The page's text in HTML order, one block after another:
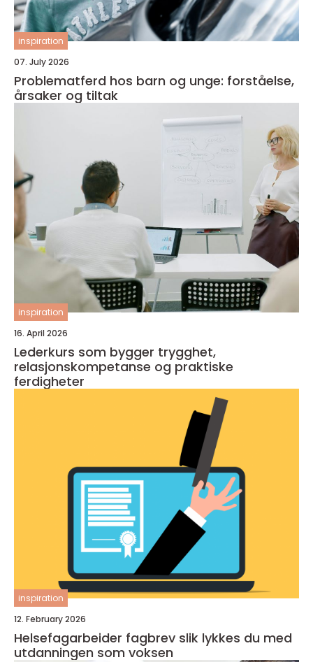
inspiration
07. July 2026
Problematferd hos barn og unge: forståelse,
årsaker og tiltak
inspiration
16. April 2026
Lederkurs som bygger trygghet,
relasjonskompetanse og praktiske
ferdigheter
inspiration
12. February 2026
Helsefagarbeider fagbrev slik lykkes du med
utdanningen som voksen